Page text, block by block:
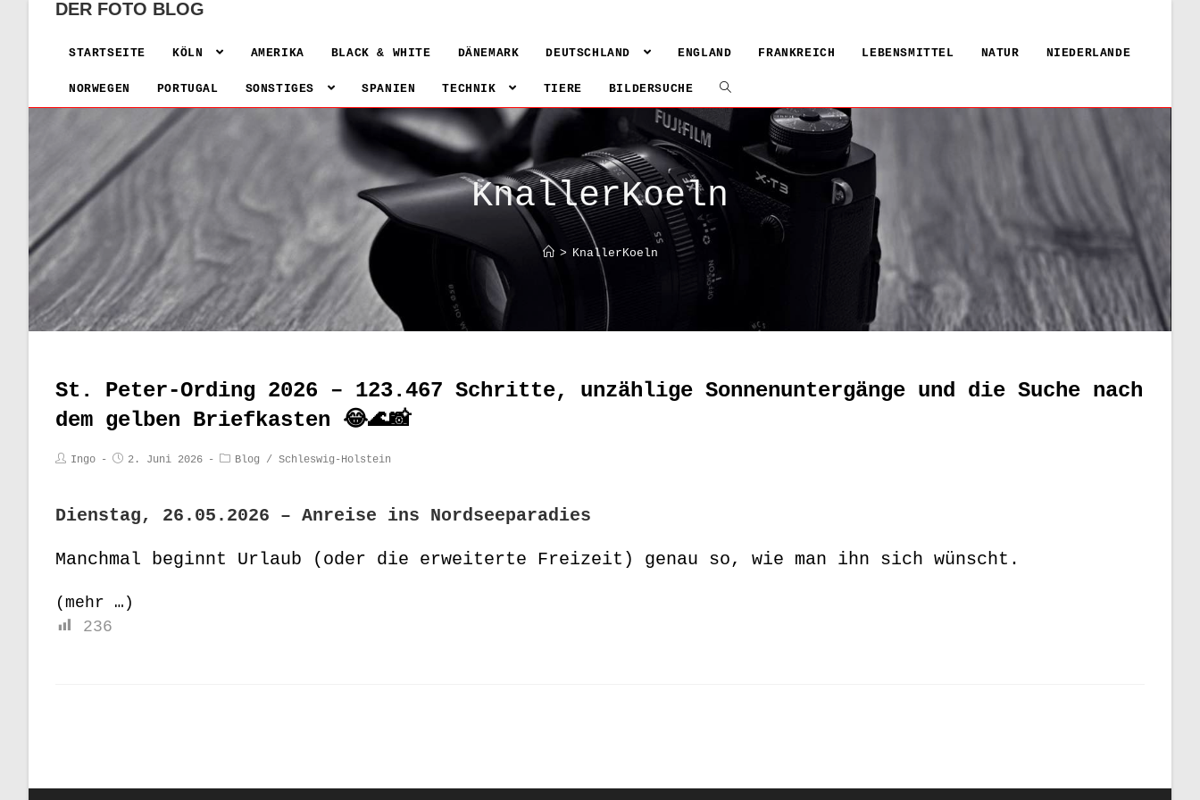
DER FOTO BLOG
STARTSEITE KÖLN AMERIKA BLACK & WHITE DÄNEMARK DEUTSCHLAND ENGLAND FRANKREICH LEBENSMITTEL NATUR NIEDERLANDE
NORWEGEN PORTUGAL SONSTIGES SPANIEN TECHNIK TIERE BILDERSUCHE
KnallerKoeln
> KnallerKoeln
St. Peter-Ording 2026 – 123.467 Schritte, unzählige Sonnenuntergänge und die Suche nach
dem gelben Briefkasten 😂🌊📸
Ingo 2. Juni 2026 Blog / Schleswig-Holstein
Dienstag, 26.05.2026 – Anreise ins Nordseeparadies
Manchmal beginnt Urlaub (oder die erweiterte Freizeit) genau so, wie man ihn sich wünscht.
(mehr …)
236